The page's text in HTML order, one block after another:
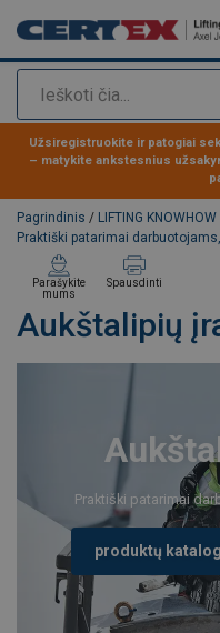
Paieška
Produktas buvo pridėtas
Užsiregistruokite ir patogiai
– matykite ankstesnius
Pagrindinis / LIFTING KNOWHOW
Praktiški patarimai
Aukštalipių
Parašykite
mums
Spausdinti
Praktiški patarimai
produktų